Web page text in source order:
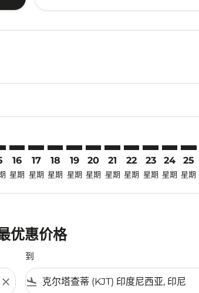
16
星期
17
星期
18
星期
19
星期
20
星期
21
星期
TYO–KJT: cmp-
22
星期
TYO–KJT:
23
星期
24
星期
25
星期
优惠价格
close
到
flight_land